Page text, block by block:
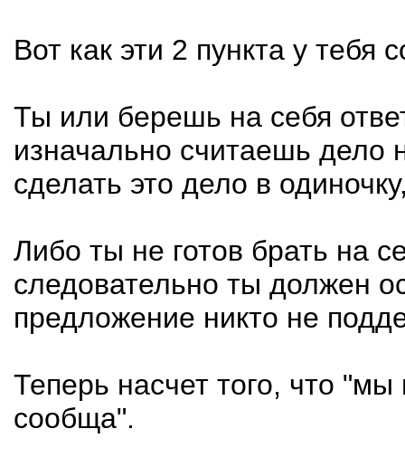
Вот как эти 2 пункта у тебя
Ты или берешь на себя
изначально считаешь дело
сделать это дело в
Либо ты не готов брать на
следовательно ты должен
предложение никто не
Теперь насчет того, что
сообща".